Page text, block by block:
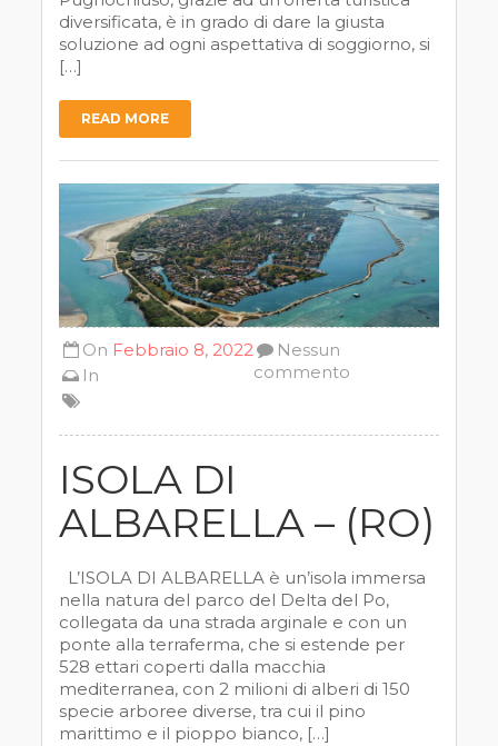
diversificata, è in grado di dare la giusta
soluzione ad ogni aspettativa di soggiorno, si
[…]
READ MORE
On Febbraio 8, 2022
In
Nessun
commento
ISOLA DI
ALBARELLA – (RO)
L’ISOLA DI ALBARELLA è un’isola immersa
nella natura del parco del Delta del Po,
collegata da una strada arginale e con un
ponte alla terraferma, che si estende per
528 ettari coperti dalla macchia
mediterranea, con 2 milioni di alberi di 150
specie arboree diverse, tra cui il pino
marittimo e il pioppo bianco, […]